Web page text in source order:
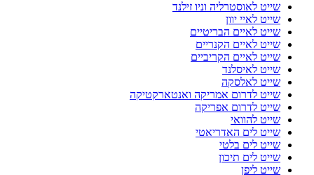
שייט לאוסטרליה וניו זילנד
שייט לאיי יוון
שייט לאיים הבריטיים
שייט לאיים הקנריים
שייט לאיים הקריביים
שייט לאיסלנד
שייט לאלסקה
שייט לדרום אמריקה ואנטארקטיקה
שייט לדרום אפריקה
שייט להוואי
שייט לים האדריאטי
שייט לים בלטי
שייט לים תיכון
שייט ליפן